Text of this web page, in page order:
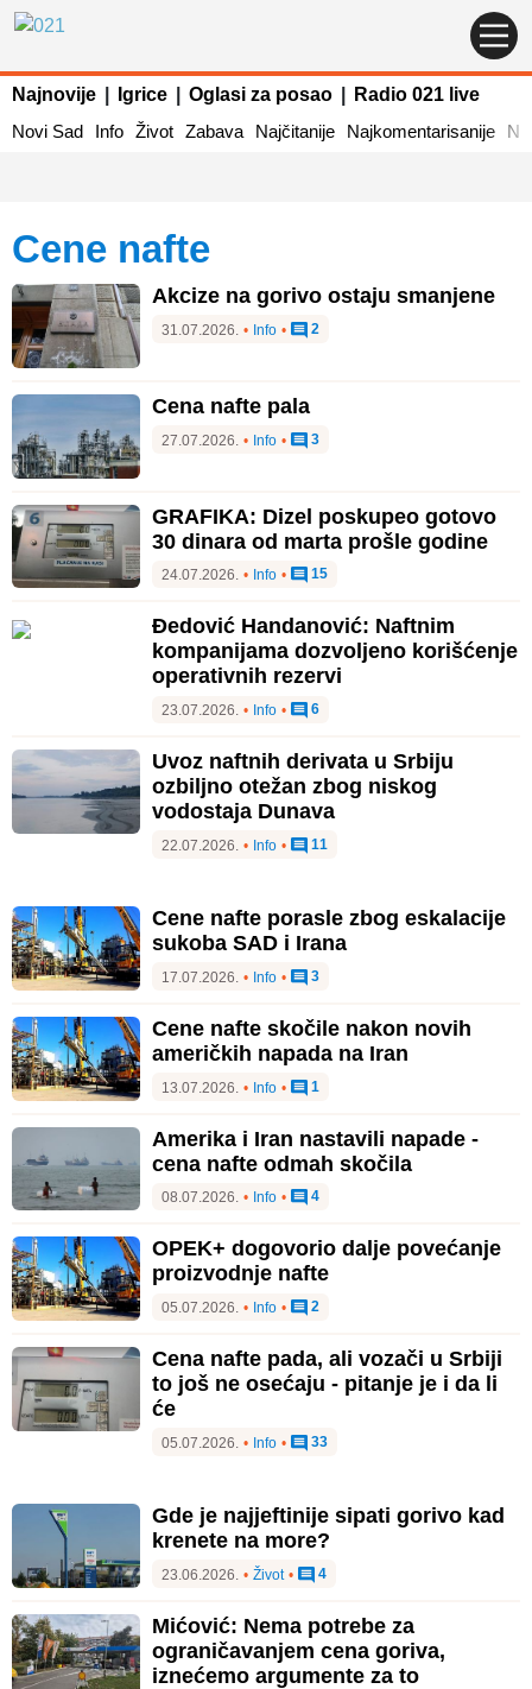
Najnovije Igrice Oglasi za posao
Radio 021 live
Novi Sad
Info Život Zabava Najčitanije Najkomentarisanije
Cene nafte
Akcize na gorivo ostaju smanjene
31.07.2026. • Info • 2
Cena nafte pala
27.07.2026. • Info • 3
GRAFIKA: Dizel poskupeo gotovo
30 dinara od marta prošle godine
24.07.2026. • Info • 15
Đedović Handanović: Naftnim
kompanijama dozvoljeno korišćenje
operativnih rezervi
23.07.2026. • Info • 6
Uvoz naftnih derivata u Srbiju
ozbiljno otežan zbog niskog
vodostaja Dunava
22.07.2026. • Info • 11
Cene nafte porasle zbog eskalacije
sukoba SAD i Irana
17.07.2026. • Info • 3
Cene nafte skočile nakon novih
američkih napada na Iran
13.07.2026. • Info • 1
Amerika i Iran nastavili napade -
cena nafte odmah skočila
08.07.2026. • Info • 4
OPEK+ dogovorio dalje povećanje
proizvodnje nafte
05.07.2026. • Info • 2
Cena nafte pada, ali vozači u Srbiji
to još ne osećaju - pitanje je i da li
će
05.07.2026. • Info • 33
Gde je najjeftinije sipati gorivo kad
krenete na more?
23.06.2026. • Život • 4
Mićović: Nema potrebe za
ograničavanjem cena goriva,
iznećemo argumente za to